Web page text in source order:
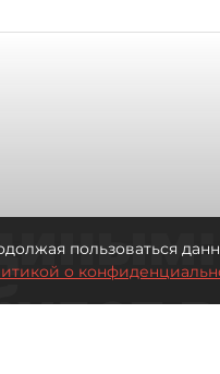
пользоваться
о